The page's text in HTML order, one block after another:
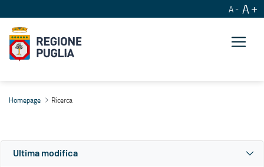
A A
Homepage Ricerca
Ultima modifica